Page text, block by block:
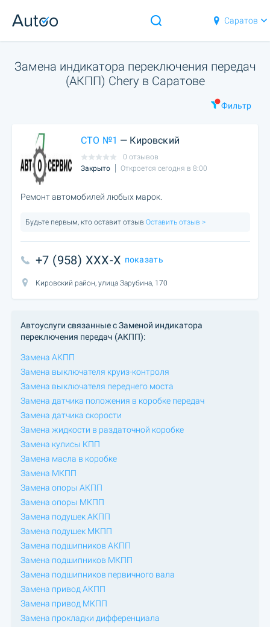
Саратов
Замена индикатора переключения передач
(АКПП) Chery в Саратове
Фильтр
СТО №1 — Кировский
0 отзывов
Закрыто
Откроется сегодня в 8:00
Ремонт автомобилей любых марок.
Будьте первым, кто оставит отзыв Оставить отзыв >
+7 (958) XXX-X показать
Кировский район, улица Зарубина, 170
Автоуслуги связанные с Заменой индикатора
переключения передач (АКПП):
Замена АКПП
Замена выключателя круиз-контроля
Замена выключателя переднего моста
Замена датчика положения в коробке передач
Замена датчика скорости
Замена жидкости в раздаточной коробке
Замена кулисы КПП
Замена масла в коробке
Замена МКПП
Замена опоры АКПП
Замена опоры МКПП
Замена подушек АКПП
Замена подушек МКПП
Замена подшипников АКПП
Замена подшипников МКПП
Замена подшипников первичного вала
Замена привод АКПП
Замена привод МКПП
Замена прокладки дифференциала